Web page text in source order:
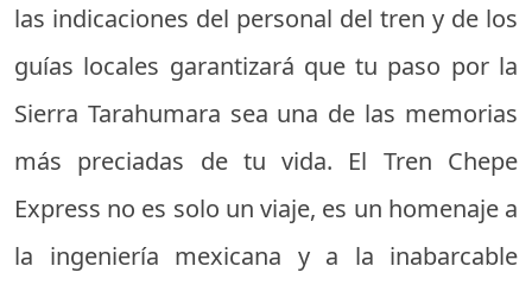
las indicaciones del personal del tren y de los
guías locales garantizará que tu paso por la
Sierra Tarahumara sea una de las memorias
más preciadas de tu vida. El Tren Chepe
Express no es solo un viaje, es un homenaje a
la ingeniería mexicana y a la inabarcable